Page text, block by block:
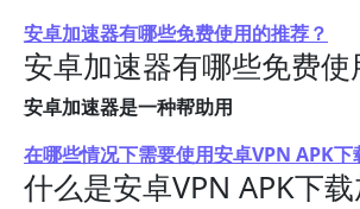
安卓加速器有哪些免费使用的推荐？
安卓加速器有哪些免费使
安卓加速器是一种帮助用
在哪些情况下需要使用安卓VPN APK下
什么是安卓VPN APK下